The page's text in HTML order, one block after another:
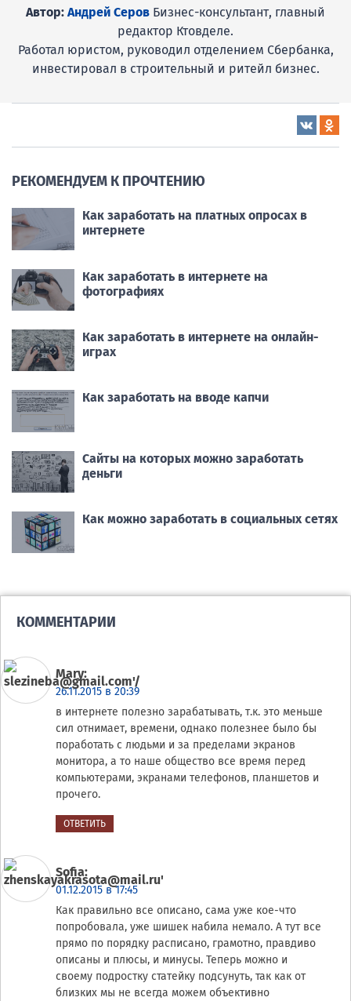
Автор: Андрей Серов Бизнес-консультант, главный
редактор Ктовделе.
Работал юристом, руководил отделением Сбербанка,
инвестировал в строительный и ритейл бизнес.
РЕКОМЕНДУЕМ К ПРОЧТЕНИЮ
Как заработать на платных опросах в
интернете
Как заработать в интернете на
фотографиях
Как заработать в интернете на онлайн-
играх
Как заработать на вводе капчи
Сайты на которых можно заработать
деньги
Как можно заработать в социальных сетях
КОММЕНТАРИИ
Mary:
26.11.2015 в 20:39
в интернете полезно зарабатывать, т.к. это меньше
сил отнимает, времени, однако полезнее было бы
поработать с людьми и за пределами экранов
монитора, а то наше общество все время перед
компьютерами, экранами телефонов, планшетов и
прочего.
ОТВЕТИТЬ
Sofia:
01.12.2015 в 17:45
Как правильно все описано, сама уже кое-что
попробовала, уже шишек набила немало. А тут все
прямо по порядку расписано, грамотно, правдиво
описаны и плюсы, и минусы. Теперь можно и
своему подростку статейку подсунуть, так как от
близких мы не всегда можем объективно